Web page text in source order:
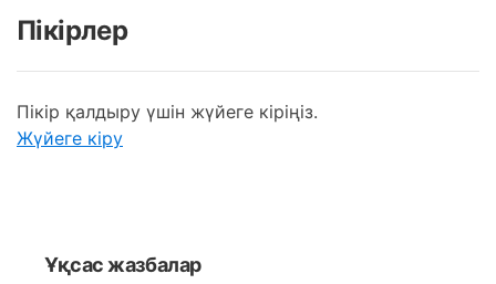
Пікірлер
Пікір қалдыру үшін жүйеге кіріңіз.
Жүйеге кіру
Ұқсас жазбалар